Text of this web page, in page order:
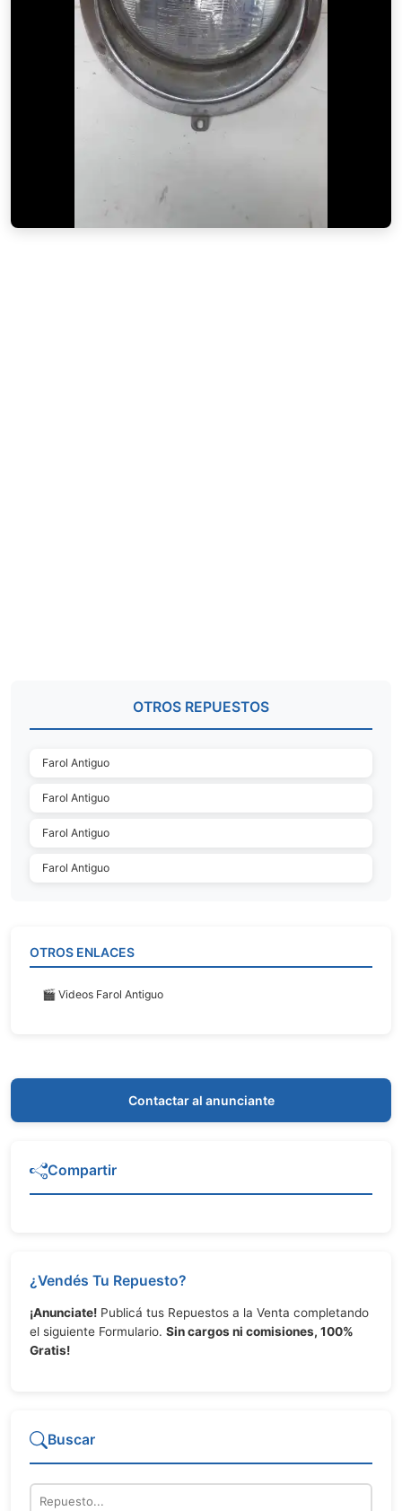
OTROS REPUESTOS
Farol Antiguo
Farol Antiguo
Farol Antiguo
Farol Antiguo
OTROS ENLACES
🎬 Videos Farol Antiguo
Contactar al anunciante
Compartir
¿Vendés Tu Repuesto?
¡Anunciate! Publicá tus Repuestos a la Venta completando
el siguiente Formulario. Sin cargos ni comisiones, 100%
Gratis!
Buscar
Repuesto